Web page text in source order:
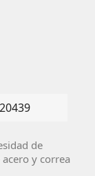
de
y correa